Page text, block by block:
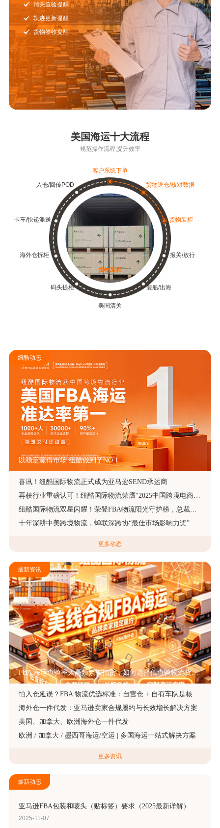
清关查验提醒
轨迹更新提醒
货物签收提醒
美国海运十大流程
规范操作流程,提升效率
报关/放行
客户系统下单
货物送仓/核对数据
货物装柜
报关/放行
装船/出海
美国清关
码头提柜
海外仓拆柜
卡车/快递派送
入仓/回传POD
纽酷动态
以稳定赢得市场 纽酷做到了NO.1
喜讯！纽酷国际物流正式成为亚马逊SEND承运商
再获行业重磅认可！纽酷国际物流荣膺“2025中国跨境电商物流头程物流标杆企业奖”
纽酷国际物流双星闪耀！荣登FBA物流阳光守护榜，总裁彭祖花摘得跨境物流“大航海家”桂冠
十年深耕中美跨境物流，蝉联深跨协“最佳市场影响力奖”的头部FBA物流服务商
更多动态
最新资讯
FBA 海运查验率太高频繁被扣货，如何选择低查验物流货代？
怕入仓延误？FBA 物流优选标准：自营仓 + 自有车队是核心硬指标
海外仓一件代发：亚马逊卖家合规履约与长效增长解决方案
美国、加拿大、欧洲海外仓一件代发
欧洲 / 加拿大 / 墨西哥海运/空运 | 多国海运一站式解决方案
更多资讯
最新动态
亚马逊FBA包装和唛头（贴标签）要求（2025最新详解）
2025-11-07